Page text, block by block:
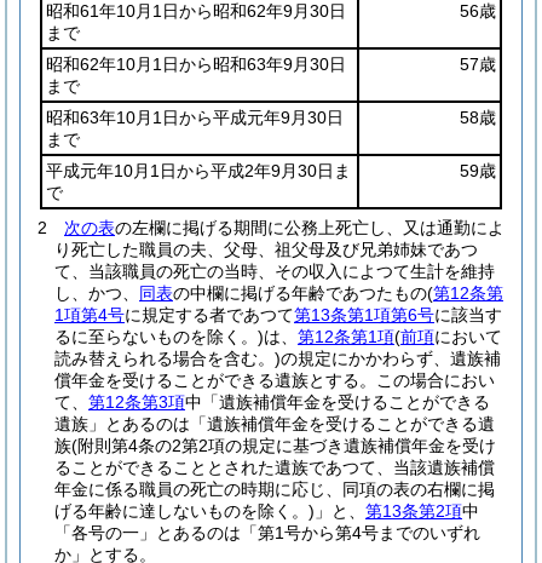
昭和61年10月1日から昭和62年9月30日
まで
56歳
昭和62年10月1日から昭和63年9月30日
まで
57歳
昭和63年10月1日から平成元年9月30日
まで
58歳
平成元年10月1日から平成2年9月30日ま
で
59歳
2 次の表の左欄に掲げる期間に公務上死亡し、又は通勤によ
り死亡した職員の夫、父母、祖父母及び兄弟姉妹であつ
て、当該職員の死亡の当時、その収入によつて生計を維持
し、かつ、 同表の中欄に掲げる年齢であつたもの(第12条第
1項第4号に規定する者であつて第13条第1項第6号に該当す
るに至らないものを除く。)は、 第12条第1項(前項において
読み替えられる場合を含む。)の規定にかかわらず、遺族補
償年金を受けることができる遺族とする。
この場合におい
て、 第12条第3項中「遺族補償年金を受けることができる
遺族」とあるのは「遺族補償年金を受けることができる遺
族(附則第4条の2第2項の規定に基づき遺族補償年金を受け
ることができることとされた遺族であつて、当該遺族補償
年金に係る職員の死亡の時期に応じ、同項の表の右欄に掲
げる年齢に達しないものを除く。) 」と、 第13条第2項中
「各号の一」とあるのは「第1号から第4号までのいずれ
か」とする。